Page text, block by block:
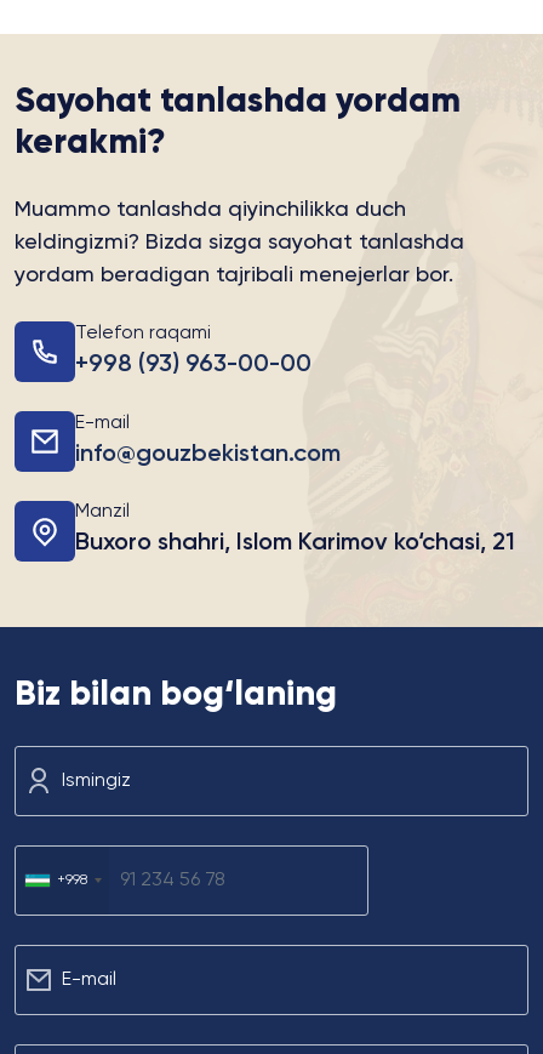
Sayohat tanlashda yordam
kerakmi?
Muammo tanlashda qiyinchilikka duch
keldingizmi? Bizda sizga sayohat tanlashda
yordam beradigan tajribali menejerlar bor.
Telefon raqami
+998 (93) 963-00-00
E-mail
info@gouzbekistan.com
Manzil
Buxoro shahri, Islom Karimov ko‘chasi, 21
Biz bilan bog‘laning
Ismingiz
+998
Е-mail